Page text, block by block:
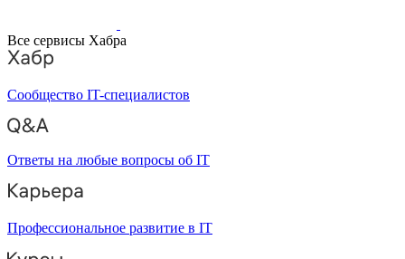
Все сервисы Хабра
Сообщество IT-специалистов
Ответы на любые вопросы об IT
Профессиональное развитие в IT